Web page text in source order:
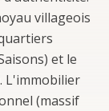
villageois
et le
L'immobilier
(massif